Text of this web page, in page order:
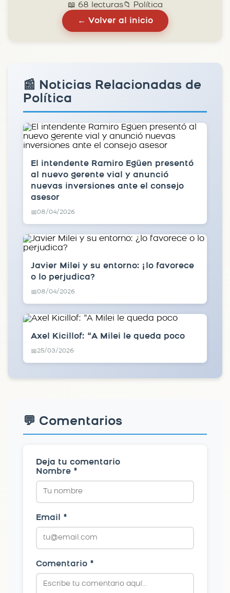
📖 68 lecturas📁 Política
← Volver al inicio
📰 Noticias Relacionadas de
Política
El intendente Ramiro Egüen presentó
al nuevo gerente vial y anunció
nuevas inversiones ante el consejo
asesor
📅08/04/2026
Javier Milei y su entorno: ¿lo favorece
o lo perjudica?
📅08/04/2026
Axel Kicillof: “A Milei le queda poco
📅25/03/2026
💬 Comentarios
Deja tu comentario
Nombre *
Email *
Comentario *